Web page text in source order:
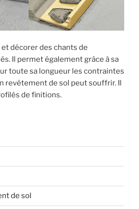
décorer des chants de
Il permet également grâce à sa
toute sa longueur les contraintes
revêtement de sol peut souffrir. Il
de finitions.
de sol